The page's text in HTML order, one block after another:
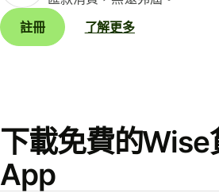
註冊
了解更多
下載免費的Wise
App